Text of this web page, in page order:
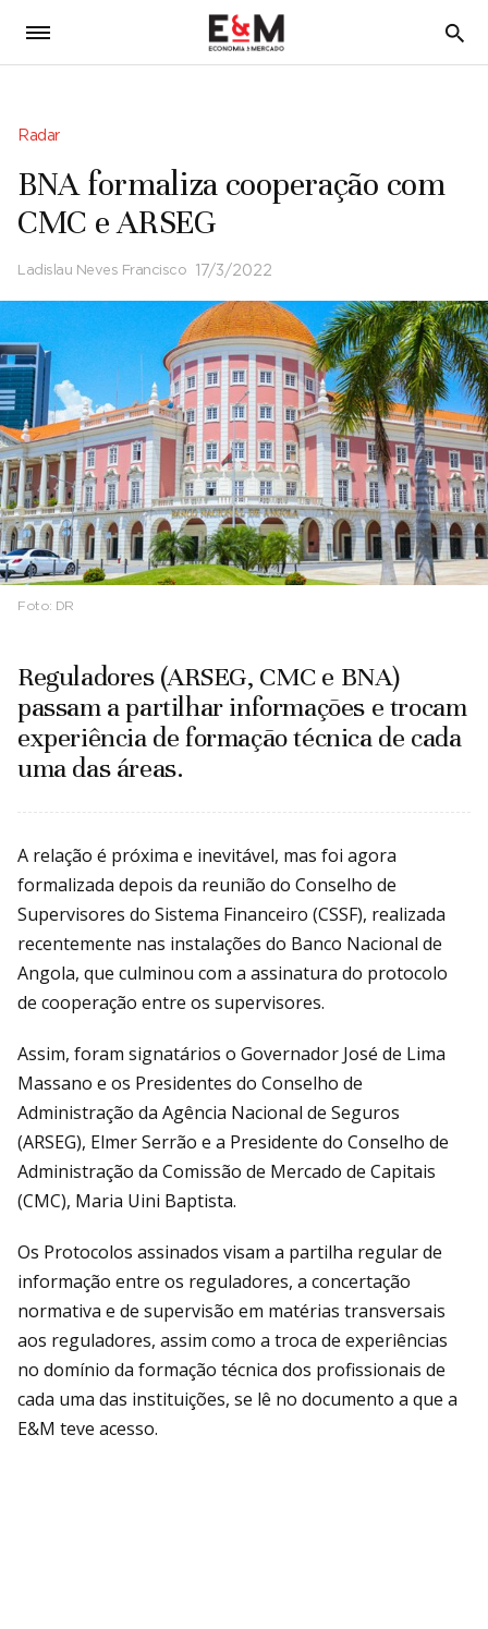
5
Radar
BNA formaliza cooperação com
CMC e ARSEG
Ladislau Neves Francisco 17/3/2022
Foto: DR
Reguladores (ARSEG, CMC e BNA)
passam a partilhar informações e trocam
experiência de formação técnica de cada
uma das áreas.
A relação é próxima e inevitável, mas foi agora
formalizada depois da reunião do Conselho de
Supervisores do Sistema Financeiro (CSSF), realizada
recentemente nas instalações do Banco Nacional de
Angola, que culminou com a assinatura do protocolo
de cooperação entre os supervisores.
Assim, foram signatários o Governador José de Lima
Massano e os Presidentes do Conselho de
Administração da Agência Nacional de Seguros
(ARSEG), Elmer Serrão e a Presidente do Conselho de
Administração da Comissão de Mercado de Capitais
(CMC), Maria Uini Baptista.
Os Protocolos assinados visam a partilha regular de
informação entre os reguladores, a concertação
normativa e de supervisão em matérias transversais
aos reguladores, assim como a troca de experiências
no domínio da formação técnica dos profissionais de
cada uma das instituições, se lê no documento a que a
E&M teve acesso.